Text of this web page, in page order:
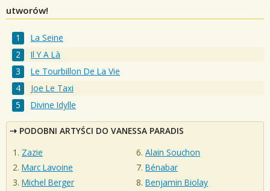
utworów!
La Seine
Il Y A Là
Le Tourbillon De La Vie
Joe Le Taxi
Divine Idylle
PODOBNI ARTYŚCI DO VANESSA PARADIS
Zazie
Marc Lavoine
Michel Berger
Alain Souchon
Bénabar
Benjamin Biolay